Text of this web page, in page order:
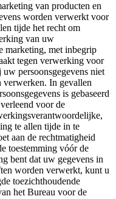
van producten en
worden verwerkt voor
tijde het recht om
van uw
marketing, met inbegrip
tegen verwerking voor
persoonsgegevens niet
verwerken. In gevallen
is gebaseerd
voor de
te allen tijde in te
aan de rechtmatigheid
toestemming vóór de
bent dat uw gegevens in
worden verwerkt, kunt u
toezichthoudende
het Bureau voor de